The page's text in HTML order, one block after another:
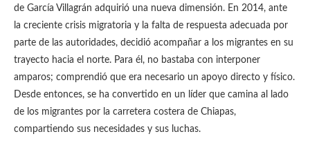
de García Villagrán adquirió una nueva dimensión. En 2014, ante
la creciente crisis migratoria y la falta de respuesta adecuada por
parte de las autoridades, decidió acompañar a los migrantes en su
trayecto hacia el norte. Para él, no bastaba con interponer
amparos; comprendió que era necesario un apoyo directo y físico.
Desde entonces, se ha convertido en un líder que camina al lado
de los migrantes por la carretera costera de Chiapas,
compartiendo sus necesidades y sus luchas.